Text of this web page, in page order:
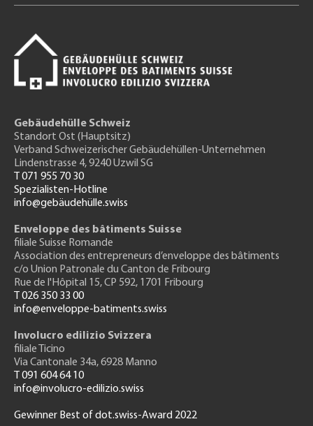
Gebäudehülle Schweiz
Standort Ost (Hauptsitz)
Verband Schweizerischer Gebäudehüllen-Unternehmen
Lindenstrasse 4, 9240 Uzwil SG
T 071 955 70 30
Spezialisten-Hotline
info@gebäudehülle.swiss
Enveloppe des bâtiments Suisse
filiale Suisse Romande
Association des entrepreneurs d’enveloppe des bâtiments
c/o Union Patronale du Canton de Fribourg
Rue de l'Hôpital 15, CP 592, 1701 Fribourg
T 026 350 33 00
info@enveloppe-batiments.swiss
Involucro edilizio Svizzera
filiale Ticino
Via Cantonale 34a, 6928 Manno
T 091 604 64 10
info@involucro-edilizio.swiss
Gewinner Best of dot.swiss-Award 2022